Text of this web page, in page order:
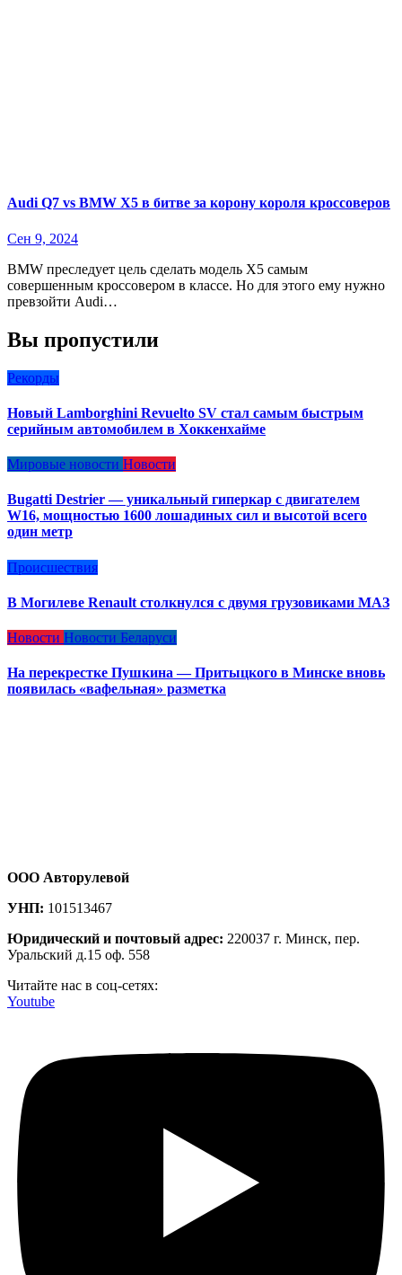
Audi Q7 vs BMW X5 в битве за корону короля кроссоверов
Сен 9, 2024
BMW преследует цель сделать модель X5 самым
совершенным кроссовером в классе. Но для этого ему нужно
превзойти Audi…
Вы пропустили
Рекорды
Новый Lamborghini Revuelto SV стал самым быстрым
серийным автомобилем в Хоккенхайме
Мировые новости Новости
Bugatti Destrier — уникальный гиперкар с двигателем
W16, мощностью 1600 лошадиных сил и высотой всего
один метр
Происшествия
В Могилеве Renault столкнулся с двумя грузовиками МАЗ
Новости Новости Беларуси
На перекрестке Пушкина — Притыцкого в Минске вновь
появилась «вафельная» разметка
ООО Авторулевой
УНП: 101513467
Юридический и почтовый адрес: 220037 г. Минск, пер.
Уральский д.15 оф. 558
Читайте нас в соц-сетях:
Youtube